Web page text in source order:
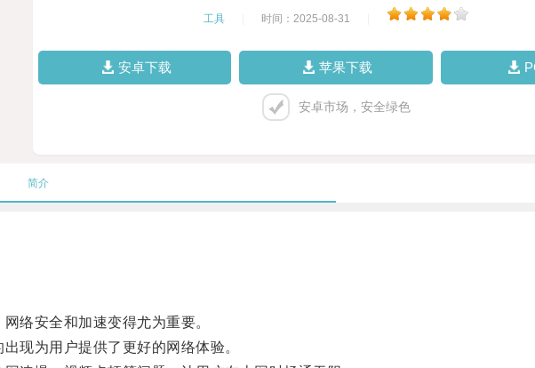
工具 时间：2025-08-31
安卓下载 苹果下载
安卓市场，安全绿色
简介
安全和加速变得尤为重要。
为用户提供了更好的网络体验。